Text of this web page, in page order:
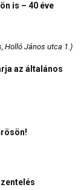
is – 40 éve
Holló János utca 1.)
az általános